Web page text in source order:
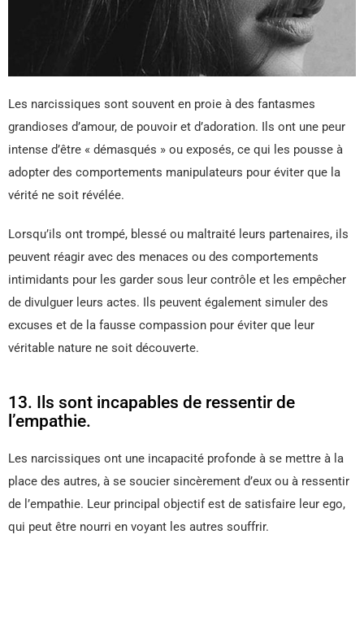
Les narcissiques sont souvent en proie à des fantasmes
grandioses d’amour, de pouvoir et d’adoration. Ils ont une peur
intense d’être « démasqués » ou exposés, ce qui les pousse à
adopter des comportements manipulateurs pour éviter que la
vérité ne soit révélée.
Lorsqu’ils ont trompé, blessé ou maltraité leurs partenaires, ils
peuvent réagir avec des menaces ou des comportements
intimidants pour les garder sous leur contrôle et les empêcher
de divulguer leurs actes. Ils peuvent également simuler des
excuses et de la fausse compassion pour éviter que leur
véritable nature ne soit découverte.
13. Ils sont incapables de ressentir de
l’empathie.
Les narcissiques ont une incapacité profonde à se mettre à la
place des autres, à se soucier sincèrement d’eux ou à ressentir
de l’empathie. Leur principal objectif est de satisfaire leur ego,
qui peut être nourri en voyant les autres souffrir.